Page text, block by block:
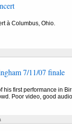
à Columbus, Ohio.
7/11/07 finale
his first performance in
Poor video, good audio